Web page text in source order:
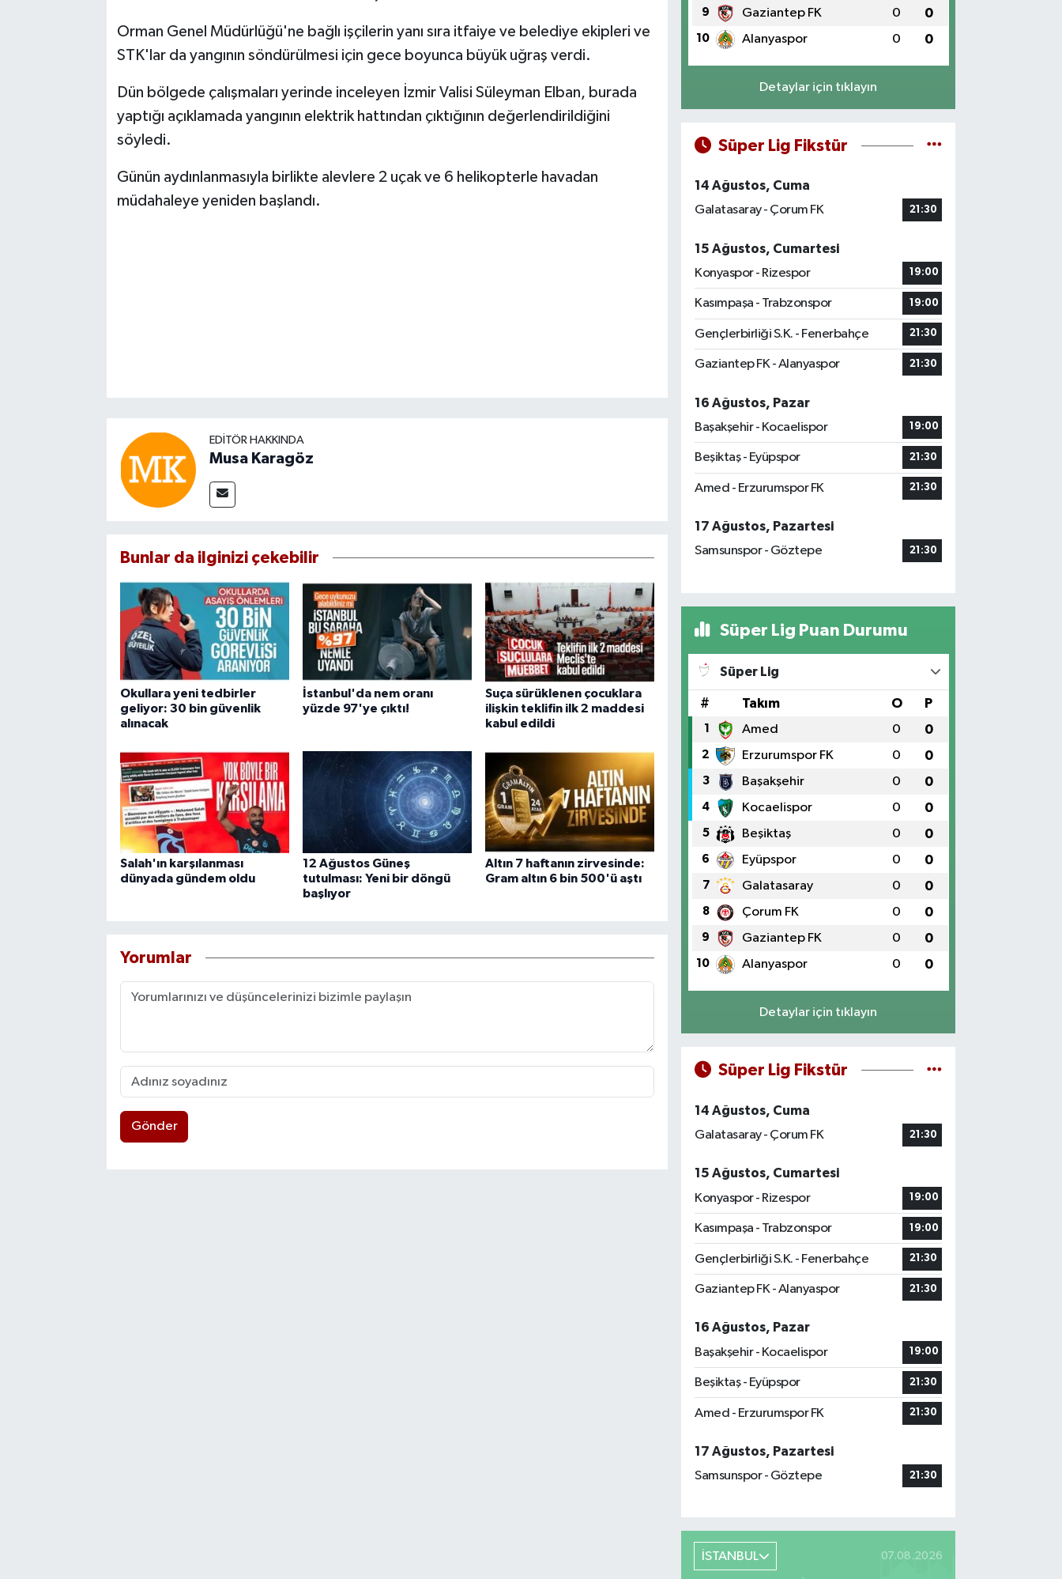
Orman Genel Müdürlüğü'ne bağlı işçilerin yanı sıra itfaiye ve belediye ekipleri ve
STK'lar da yangının söndürülmesi için gece boyunca büyük uğraş verdi.
Dün bölgede çalışmaları yerinde inceleyen İzmir Valisi Süleyman Elban, burada
yaptığı açıklamada yangının elektrik hattından çıktığının değerlendirildiğini
söyledi.
Günün aydınlanmasıyla birlikte alevlere 2 uçak ve 6 helikopterle havadan
müdahaleye yeniden başlandı.
EDITÖR HAKKINDA
Musa Karagöz
Bunlar da ilginizi çekebilir
Okullara yeni tedbirler
geliyor: 30 bin güvenlik
alınacak
İstanbul'da nem oranı
yüzde 97'ye çıktı!
Suça sürüklenen çocuklara
ilişkin teklifin ilk 2 maddesi
kabul edildi
Salah'ın karşılanması
dünyada gündem oldu
12 Ağustos Güneş
tutulması: Yeni bir döngü
başlıyor
Altın 7 haftanın zirvesinde:
Gram altın 6 bin 500'ü aştı
Yorumlar
Gönder
9 Gaziantep FK 0 0
10 Alanyaspor 0 0
Detaylar için tıklayın
Süper Lig Fikstür
14 Ağustos, Cuma
Galatasaray - Çorum FK
21:30
15 Ağustos, Cumartesi
Konyaspor - Rizespor
19:00
Kasımpaşa - Trabzonspor 19:00
Gençlerbirliği S.K. - Fenerbahçe 21:30
Gaziantep FK - Alanyaspor 21:30
16 Ağustos, Pazar
Başakşehir - Kocaelispor
19:00
Beşiktaş - Eyüpspor 21:30
Amed - Erzurumspor FK 21:30
17 Ağustos, Pazartesi
Samsunspor - Göztepe
21:30
Süper Lig Puan Durumu
Süper Lig
# Takım O P
1 Amed 0 0
2 Erzurumspor FK 0 0
3 Başakşehir 0 0
4 Kocaelispor 0 0
5 Beşiktaş 0 0
6 Eyüpspor 0 0
7 Galatasaray 0 0
8 Çorum FK 0 0
9 Gaziantep FK 0 0
10 Alanyaspor 0 0
Detaylar için tıklayın
Süper Lig Fikstür
14 Ağustos, Cuma
Galatasaray - Çorum FK
21:30
15 Ağustos, Cumartesi
Konyaspor - Rizespor
19:00
Kasımpaşa - Trabzonspor 19:00
Gençlerbirliği S.K. - Fenerbahçe 21:30
Gaziantep FK - Alanyaspor 21:30
16 Ağustos, Pazar
Başakşehir - Kocaelispor
19:00
Beşiktaş - Eyüpspor 21:30
Amed - Erzurumspor FK 21:30
17 Ağustos, Pazartesi
Samsunspor - Göztepe
21:30
İSTANBUL 07.08.2026